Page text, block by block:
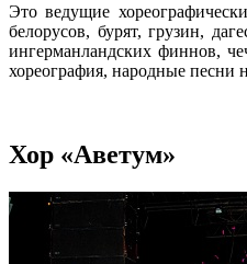
Это ведущие
белорусов, бурят, грузин,
ингерманландских финнов,
хореография, народные песни
Хор «Аветум»